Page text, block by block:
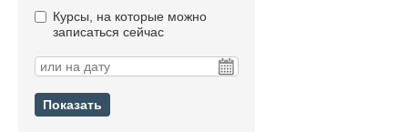
Курсы, на которые можно
записаться сейчас
Показать